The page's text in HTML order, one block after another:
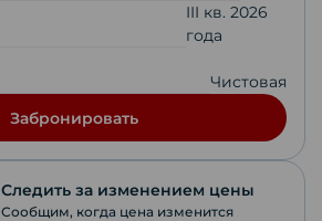
III кв. 2026
года
Чистовая
Забронировать
Следить за изменением цены
Сообщим, когда цена изменится